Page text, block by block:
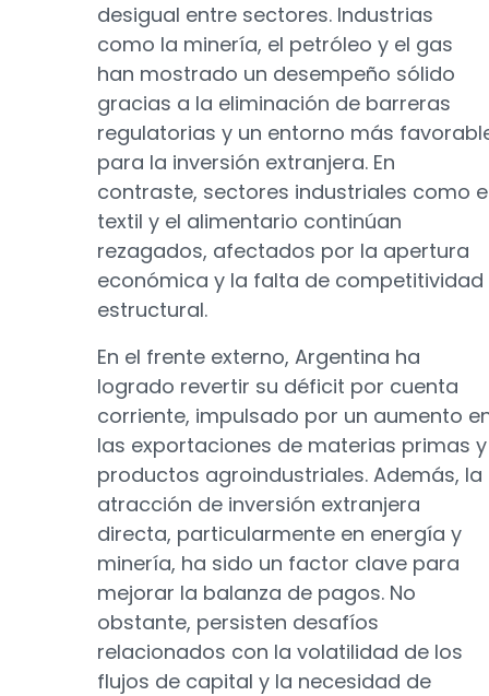
desigual entre sectores. Industrias
como la minería, el petróleo y el gas
han mostrado un desempeño sólido
gracias a la eliminación de barreras
regulatorias y un entorno más
para la inversión extranjera. En
contraste, sectores industriales como
textil y el alimentario continúan
rezagados, afectados por la apertura
económica y la falta de competitividad
estructural.
En el frente externo, Argentina ha
logrado revertir su déficit por cuenta
corriente, impulsado por un aumento
las exportaciones de materias primas y
productos agroindustriales. Además, la
atracción de inversión extranjera
directa, particularmente en energía y
minería, ha sido un factor clave para
mejorar la balanza de pagos. No
obstante, persisten desafíos
relacionados con la volatilidad de los
flujos de capital y la necesidad de